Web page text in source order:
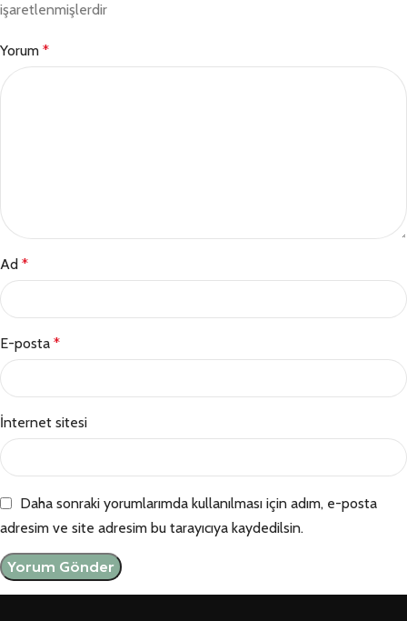
işaretlenmişlerdir
Yorum *
Ad *
E-posta *
İnternet sitesi
Daha sonraki yorumlarımda kullanılması için adım, e-posta
adresim ve site adresim bu tarayıcıya kaydedilsin.